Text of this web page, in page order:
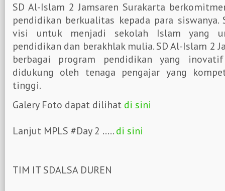
SD Al-Islam 2 Jamsaren Surakarta
pendidikan berkualitas kepada para
visi untuk menjadi sekolah Islam yang
pendidikan dan berakhlak mulia. SD Al-Islam 2
berbagai program pendidikan yang
didukung oleh tenaga pengajar yang
tinggi.
Galery Foto dapat dilihat di sini
Lanjut MPLS #Day 2 ..... di sini
TIM IT SDALSA DUREN